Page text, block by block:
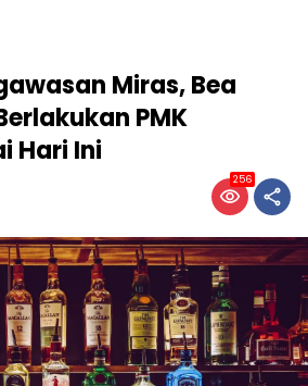
Miras, Bea
PMK
Hari Ini
256